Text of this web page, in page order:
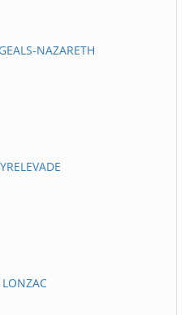
NAZARETH